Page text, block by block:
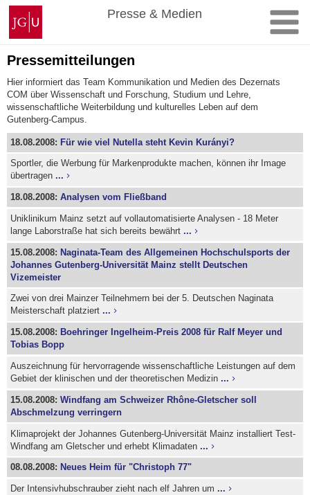
Zum
Inhalt
springen
Johannes
Gutenberg-
Universität
Mainz
Presse & Medien
Pressemitteilungen
Hier informiert das Team Kommunikation und Medien des Dezernats
COM über Wissenschaft und Forschung, Studium und Lehre,
wissenschaftliche Weiterbildung und kulturelles Leben auf dem
Gutenberg-Campus.
18.08.2008: Für wie viel Nutella steht Kevin Kurányi?
Sportler, die Werbung für Markenprodukte machen, können ihr Image
übertragen...
18.08.2008:Analysen vom Fließband
Uniklinikum Mainz setzt auf vollautomatisierte Analysen - 18 Meter
lange Laborstraße hat sich bereits bewährt...
15.08.2008: Naginata-Team des Allgemeinen Hochschulsports der
Johannes Gutenberg-Universität Mainz stellt Deutschen
Vizemeister
Zwei von drei Mainzer Teilnehmern bei der 5. Deutschen Naginata
Meisterschaft platziert...
15.08.2008: Boehringer Ingelheim-Preis 2008 für Ralf Meyer und
Tobias Bopp
Auszeichnung für hervorragende wissenschaftliche Leistungen auf dem
Gebiet der klinischen und der theoretischen Medizin...
15.08.2008:Windfang am Schweizer Rhône-Gletscher soll
Abschmelzung verringern
Klimaprojekt der Johannes Gutenberg-Universität Mainz installiert Test-
Windfang am Gletscher und erhebt Klimadaten...
08.08.2008: Neues Heim für "Christoph 77"
Der Intensivhubschrauber zieht nach elf Jahren um...